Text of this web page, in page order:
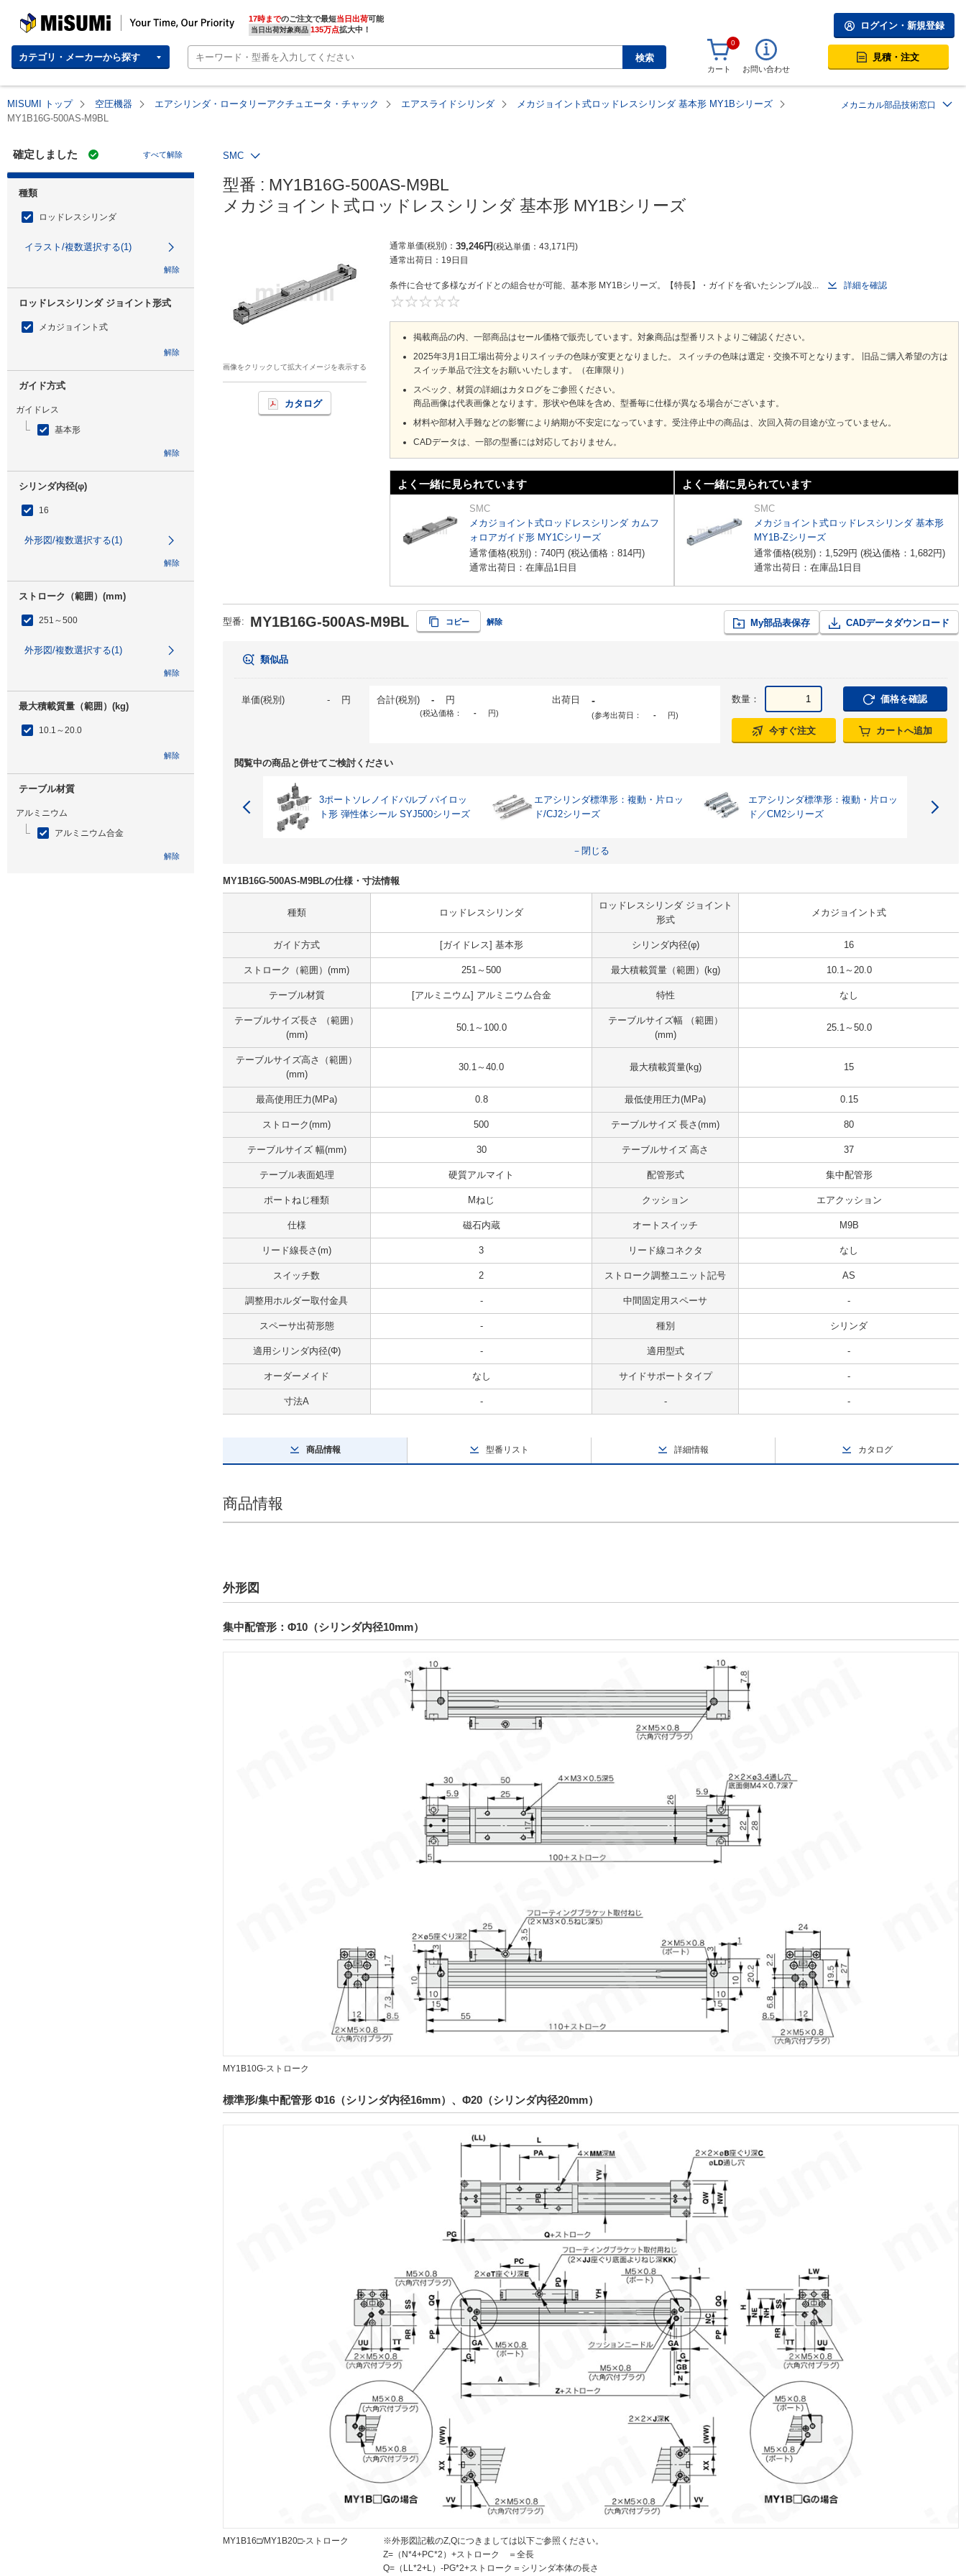
MISUMI | Your Time, Our Priority 17時までのご注文で最短当日出荷
当日出荷対象商品 135万点拡大中！
カテゴリ・メーカーから探す 検索
ログイン・新規登録
0
カート お問い合わせ
見積・注文
MISUMI トップ 空圧機器 エアシリンダ・ロータリーアクチュエータ・チャック エアスライドシリンダ
メカジョイント式ロッドレスシリンダ 基本形 MY1Bシリーズ
MY1B16G-500AS-M9BL
メカニカル部品技術窓口
確定しました すべて解除
種類
ロッドレスシリンダ
イラスト/複数選択する(1)
解除
ロッドレスシリンダ ジョイント形式
メカジョイント式
解除
ガイド方式
ガイドレス
基本形
解除
シリンダ内径(φ)
16
外形図/複数選択する(1)
解除
ストローク（範囲）(mm)
251～500
外形図/複数選択する(1)
解除
最大積載質量（範囲）(kg)
10.1～20.0
解除
テーブル材質
アルミニウム
アルミニウム合金
解除
SMC
型番 : MY1B16G-500AS-M9BL
メカジョイント式ロッドレスシリンダ 基本形 MY1Bシリーズ
画像をクリックして拡大イメージを表示する
カタログ
通常単価(税別) 39,246円 税込単価 43,171 円
通常出荷日： 19日目
条件に合せて多様なガイドとの組合せが可能、基本形 MY1Bシリーズ。【特長】・ガイドを省いたシンプル設...
詳細を確認
掲載商品の内、一部商品はセール価格で販売しています。対象商品は型番リストよりご確認ください。
2025年3月1日工場出荷分よりスイッチの色味が変更となりました。 スイッチの色味は選定・交換不可となります。 旧品ご購入希望の方は
スイッチ単品で注文をお願いいたします。（在庫限り）
スペック、材質の詳細はカタログをご参照ください。
商品画像は代表画像となります。形状や色味を含め、型番毎に仕様が異なる場合がございます。
材料や部材入手難などの影響により納期が不安定になっています。受注停止中の商品は、次回入荷の目途が立っていません。
CADデータは、一部の型番には対応しておりません。
よく一緒に見られています
SMC
メカジョイント式ロッドレスシリンダ カムフ
ォロアガイド形 MY1Cシリーズ
通常価格(税別)： 740円 (税込価格： 814円)
通常出荷日：在庫品1日目
よく一緒に見られています
SMC
メカジョイント式ロッドレスシリンダ 基本形
MY1B-Zシリーズ
通常価格(税別)： 1,529円 (税込価格： 1,682円)
通常出荷日：在庫品1日目
型番: MY1B16G-500AS-M9BL コピー 解除 My部品表保存 CADデータダウンロード
類似品
単価(税別) - 円 合計(税別) - 円
(税込価格： - 円)
出荷日 -
(参考出荷日： - 円)
数量： 価格を確認
今すぐ注文 カートへ追加
閲覧中の商品と併せてご検討ください
3ポートソレノイドバルブ パイロッ
ト形 弾性体シール SYJ500シリーズ
エアシリンダ標準形：複動・片ロッ
ド/CJ2シリーズ
エアシリンダ標準形：複動・片ロッ
ド／CM2シリーズ
－閉じる
MY1B16G-500AS-M9BLの仕様・寸法情報
種類 ロッドレスシリンダ
ロッドレスシリンダ ジョイント
形式
メカジョイント式
ガイド方式 [ガイドレス] 基本形 シリンダ内径(φ) 16
ストローク（範囲）(mm) 251～500 最大積載質量（範囲）(kg) 10.1～20.0
テーブル材質 [アルミニウム] アルミニウム合金 特性 なし
テーブルサイズ長さ （範囲）
(mm)
50.1～100.0
テーブルサイズ幅 （範囲）
(mm)
25.1～50.0
テーブルサイズ高さ（範囲）
(mm)
30.1～40.0 最大積載質量(kg) 15
最高使用圧力(MPa) 0.8 最低使用圧力(MPa) 0.15
ストローク(mm) 500 テーブルサイズ 長さ(mm) 80
テーブルサイズ 幅(mm) 30 テーブルサイズ 高さ 37
テーブル表面処理 硬質アルマイト 配管形式 集中配管形
ポートねじ種類 Mねじ クッション エアクッション
仕様 磁石内蔵 オートスイッチ M9B
リード線長さ(m) 3 リード線コネクタ なし
スイッチ数 2 ストローク調整ユニット記号 AS
調整用ホルダー取付金具 - 中間固定用スペーサ -
スペーサ出荷形態 - 種別 シリンダ
適用シリンダ内径(Φ) - 適用型式 -
オーダーメイド なし サイドサポートタイプ -
寸法A - - -
商品情報 型番リスト 詳細情報 カタログ
商品情報
外形図
集中配管形：Φ10（シリンダ内径10mm）
MY1B10G-ストローク
標準形/集中配管形 Φ16（シリンダ内径16mm）、Φ20（シリンダ内径20mm）
MY1B16□/MY1B20□-ストローク
※外形図記載のZ,Qにつきましては以下ご参照ください。
Z=（N*4+PC*2）+ストローク ＝全長
Q=（LL*2+L）-PG*2+ストローク＝シリンダ本体の長さ